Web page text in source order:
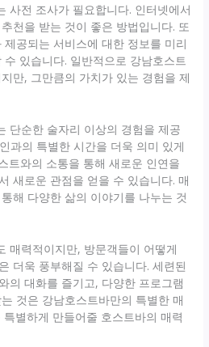
사전 조사가 필요합니다. 인터넷에서
천을 받는 것이 좋은 방법입니다. 또
공되는 서비스에 대한 정보를 미리
있습니다. 일반적으로 강남호스트
만, 그만큼의 가치가 있는 경험을 제
단순한 술자리 이상의 경험을 제공
과의 특별한 시간을 더욱 의미 있게
트와의 소통을 통해 새로운 인연을
새로운 관점을 얻을 수 있습니다. 매
해 다양한 삶의 이야기를 나누는 것
매력적이지만, 방문객들이 어떻게
더욱 풍부해질 수 있습니다. 세련된
의 대화를 즐기고, 다양한 프로그램
것은 강남호스트바만의 특별한 매
별하게 만들어줄 호스트바의 매력